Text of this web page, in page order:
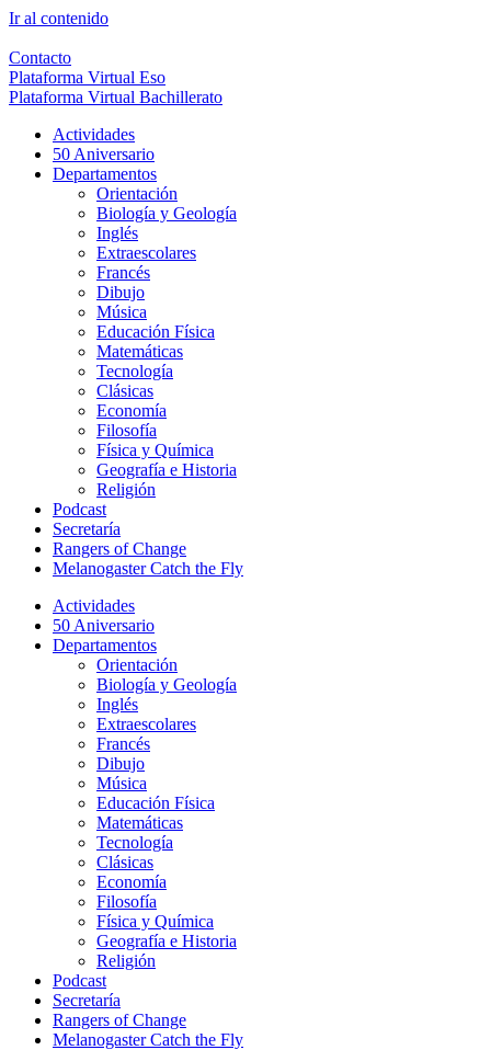
Ir al contenido
Contacto
Plataforma Virtual Eso
Plataforma Virtual Bachillerato
Actividades
50 Aniversario
Departamentos
Orientación
Biología y Geología
Inglés
Extraescolares
Francés
Dibujo
Música
Educación Física
Matemáticas
Tecnología
Clásicas
Economía
Filosofía
Física y Química
Geografía e Historia
Religión
Podcast
Secretaría
Rangers of Change
Melanogaster Catch the Fly
Actividades
50 Aniversario
Departamentos
Orientación
Biología y Geología
Inglés
Extraescolares
Francés
Dibujo
Música
Educación Física
Matemáticas
Tecnología
Clásicas
Economía
Filosofía
Física y Química
Geografía e Historia
Religión
Podcast
Secretaría
Rangers of Change
Melanogaster Catch the Fly